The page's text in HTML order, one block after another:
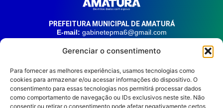
Gerenciar o consentimento
Para fornecer as melhores experiências, usamos tecnologias como
cookies para armazenar e/ou acessar informações do dispositivo. O
consentimento para essas tecnologias nos permitirá processar dados
como comportamento de navegação ou IDs exclusivos neste site. Não
consentir ou retirar o consentimento pode afetar negativamente certos
PREFEITURA MUNICIPAL DE AMATURÁ
E-mail: gabinetepma6@gmail.com
Av. 21 de Junho, n° 1746, Centro | Amaturá – AM
HORÁRIO DE ATENDIMENTO
Segunda à sexta, das 08:00 às 14:00.